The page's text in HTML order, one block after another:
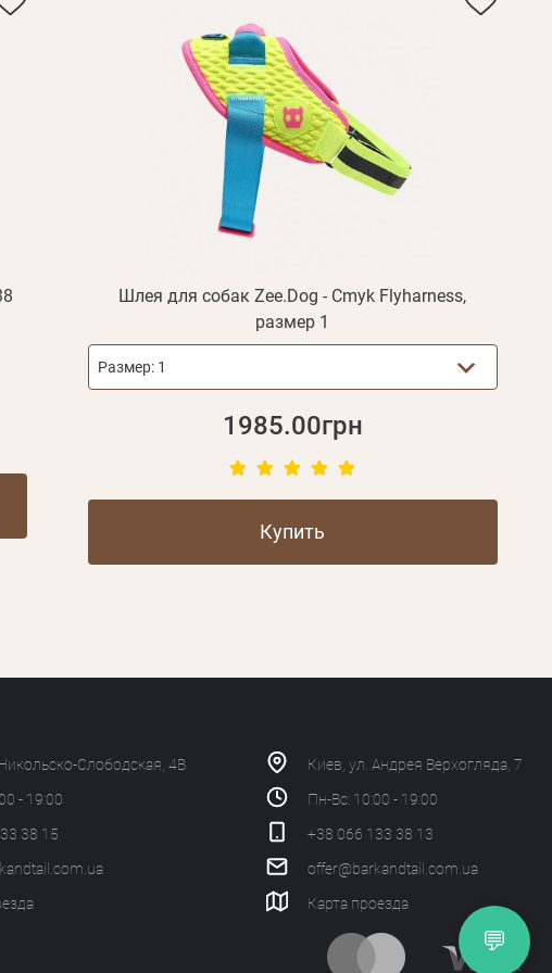
Шлея для собак Zee.Dog - Cmyk Flyharness,
размер 1
Размер: 1
1985.00грн
Купить
Слободская, 4В
- 19:00
38 15
Киев, ул. Андрея Верхогляда, 7
Пн-Вс: 10:00 - 19:00
+38 066 133 38 13
offer@barkandtail.com.ua
Карта проезда
💬